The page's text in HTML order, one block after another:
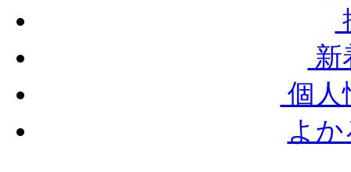
新
個人
よ